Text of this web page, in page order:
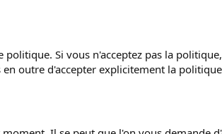
Si vous n'acceptez pas la
outre d'accepter explicitement la